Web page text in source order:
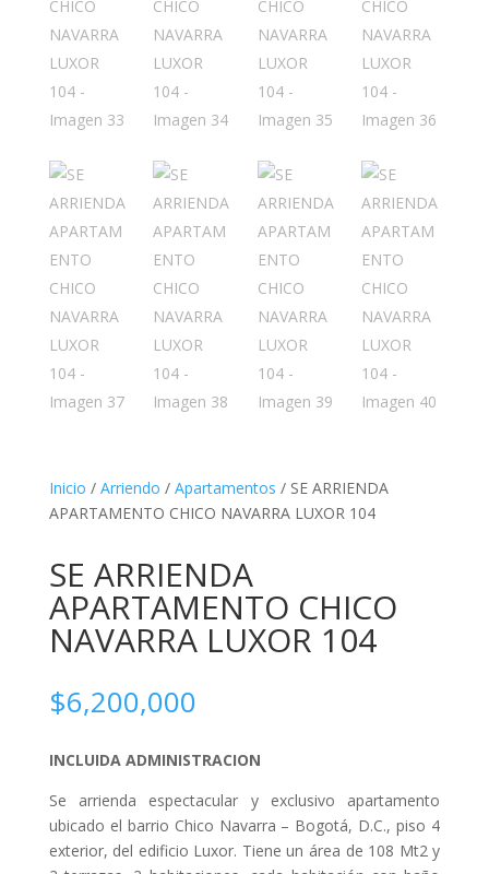
Inicio / Arriendo / Apartamentos / SE ARRIENDA
APARTAMENTO CHICO NAVARRA LUXOR 104
SE ARRIENDA
APARTAMENTO CHICO
NAVARRA LUXOR 104
$6,200,000
INCLUIDA ADMINISTRACION
Se arrienda espectacular y exclusivo apartamento
ubicado el barrio Chico Navarra – Bogotá, D.C., piso 4
exterior, del edificio Luxor. Tiene un área de 108 Mt2 y